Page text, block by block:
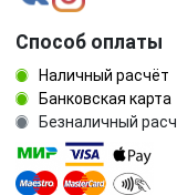
Способ оплаты
Наличный расчёт
Банковская карта
Безналичный